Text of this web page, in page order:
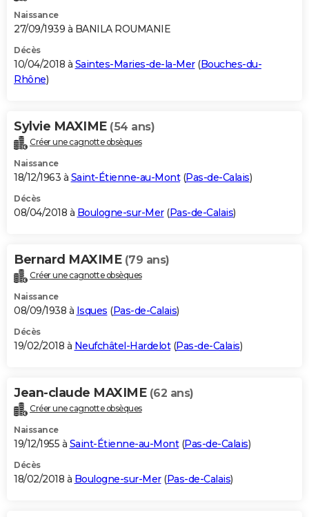
Naissance
27/09/1939 à BANILA ROUMANIE
Décès
10/04/2018 à Saintes-Maries-de-la-Mer(Bouches-du-
Rhône)
Sylvie MAXIME (54 ans)
Créer une cagnotte obsèques
Naissance
18/12/1963 à Saint-Étienne-au-Mont(Pas-de-Calais)
Décès
08/04/2018 à Boulogne-sur-Mer(Pas-de-Calais)
Bernard MAXIME (79 ans)
Créer une cagnotte obsèques
Naissance
08/09/1938 à Isques (Pas-de-Calais)
Décès
19/02/2018 à Neufchâtel-Hardelot(Pas-de-Calais)
Jean-claude MAXIME (62 ans)
Créer une cagnotte obsèques
Naissance
19/12/1955 à Saint-Étienne-au-Mont(Pas-de-Calais)
Décès
18/02/2018 à Boulogne-sur-Mer(Pas-de-Calais)